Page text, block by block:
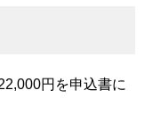
円を申込書に